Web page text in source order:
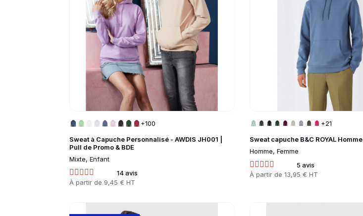
Sweat à Capuche Personnalisé - AWDIS JH001 |
Pull de Promo & BDE
Mixte, Enfant
14 avis
Prix
À partir de 9,45 € HT
+100
Sweat capuche B&C ROYAL Homme
Homme, Femme
5 avis
Prix
À partir de13,95 € HT
+21
Go to product page